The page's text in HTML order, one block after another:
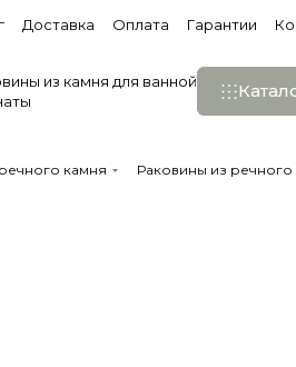
Доставка Оплата Гарантии
из камня для ванной
камня Раковины из